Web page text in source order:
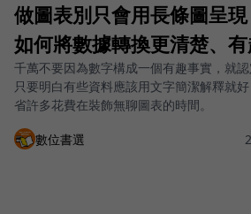
做圖表別只會用長條圖呈
如何將數據轉換更清楚、有
千萬不要因為數字構成一個有趣事實，就認
只要明白有些資料應該用文字簡潔解釋就
省許多花費在裝飾無聊圖表的時間。
數位書選